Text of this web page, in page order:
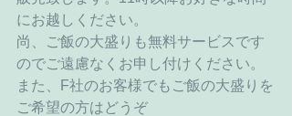
にお越しください。
尚、ご飯の大盛りも無料サービスです
のでご遠慮なくお申し付けください。
また、F社のお客様でもご飯の大盛りを
ご希望の方はどうぞ